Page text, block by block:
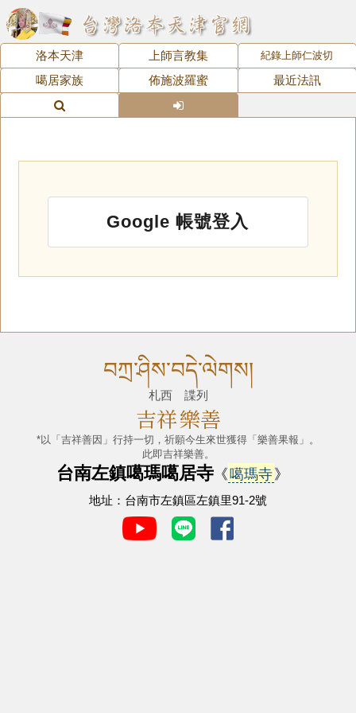
洛本天津 上師言教集 紀錄上師仁波切
噶居家族 佈施波羅蜜 最近法訊
Google 帳號登入
བཀྲ་ཤིས་བདེ་ལེགས།
札西 諜列
吉祥樂善
*以「吉祥善因」行持一切，祈願今生來世獲得「樂善果報」。
此即吉祥樂善。
台南左鎮噶瑪噶居寺《噶瑪寺 》
地址：台南市左鎮區左鎮里91-2號